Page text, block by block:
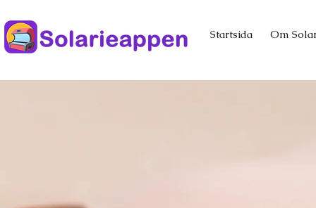
Startsida Om